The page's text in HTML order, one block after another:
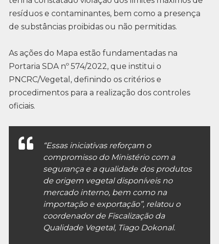
resíduos e contaminantes, bem como a presença
de substâncias proibidas ou não permitidas.
As ações do Mapa estão fundamentadas na
Portaria SDA nº 574/2022, que institui o
PNCRC/Vegetal, definindo os critérios e
procedimentos para a realização dos controles
oficiais.
“Essas iniciativas reforçam o
compromisso do Ministério com a
segurança e a qualidade dos produtos
de origem vegetal disponíveis no
mercado interno, bem como na
importação e exportação”, relatou o
coordenador de Fiscalização da
Qualidade Vegetal, Tiago Dokonal.